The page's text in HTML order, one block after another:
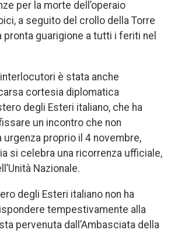
per la morte dell’operaio
a seguito del crollo della Torre
pronta guarigione a tutti i feriti nel
è stata anche
cortesia diplomatica
degli Esteri italiano, che ha
un incontro che non
urgenza proprio il 4 novembre,
si celebra una ricorrenza ufficiale,
Nazionale.
degli Esteri italiano non ha
tempestivamente alla
pervenuta dall’Ambasciata della